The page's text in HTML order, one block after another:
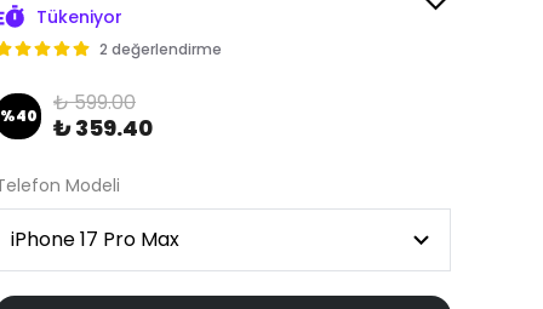
Tükeniyor
2 değerlendirme
%40 ₺ 599.00
₺ 359.40
Modeli